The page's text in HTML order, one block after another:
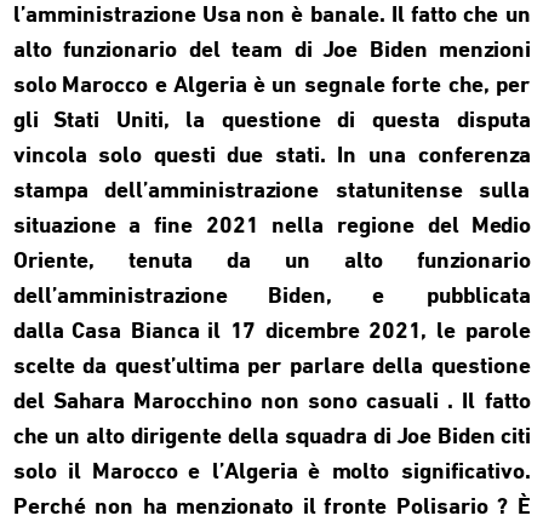
l’amministrazione Usa non è banale. Il fatto che un
alto funzionario del team di Joe Biden menzioni
solo Marocco e Algeria è un segnale forte che, per
gli Stati Uniti, la questione di questa disputa
vincola solo questi due stati. In una conferenza
stampa dell’amministrazione statunitense sulla
situazione a fine 2021 nella regione del Medio
Oriente, tenuta da un alto funzionario
dell’amministrazione Biden, e pubblicata
dalla Casa Bianca il 17 dicembre 2021, le parole
scelte da quest’ultima per parlare della questione
del Sahara Marocchino non sono casuali . Il fatto
che un alto dirigente della squadra di Joe Biden citi
solo il Marocco e l’Algeria è molto significativo.
Perché non ha menzionato il fronte Polisario ? È